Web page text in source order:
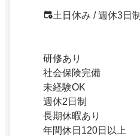
土日休み / 週休3日制
研修あり
社会保険完備
未経験OK
週休2日制
長期休暇あり
年間休日120日以上